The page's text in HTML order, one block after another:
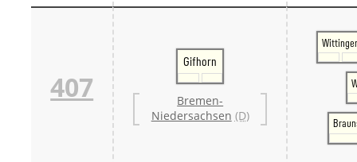
407
Gifhorn
Bremen-
Niedersachsen (D)